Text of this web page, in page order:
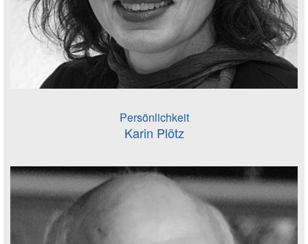
Persönlichkeit
Karin Plötz